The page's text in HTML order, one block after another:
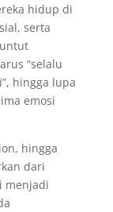
hidup di
serta
“selalu
hingga lupa
emosi
hingga
dari
menjadi